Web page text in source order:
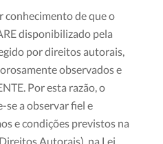
conhecimento de que o
disponibilizado pela
por direitos autorais,
observados e
Por esta razão, o
se a observar fiel e
e condições previstos na
Autorais), na Lei